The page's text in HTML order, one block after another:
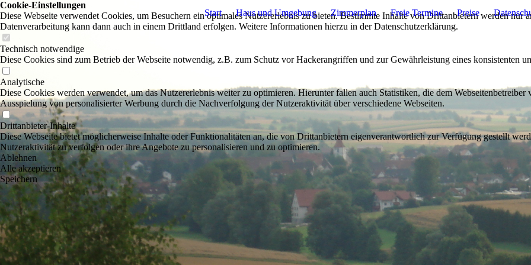
Start Haus und Umgebung Zimmerplan Freie Termine Preise
Cookie-Einstellungen
Diese Webseite verwendet Cookies, um Besuchern ein optimales Nutzererlebnis zu bieten. Bestimmte Inhalte von Drittanbietern werden nur
Datenverarbeitung kann dann auch in einem Drittland erfolgen. Weitere Informationen hierzu in der Datenschutzerklärung.
Technisch notwendige
Diese Cookies sind zum Betrieb der Webseite notwendig, z.B. zum Schutz vor Hackerangriffen und zur Gewährleistung eines konsistenten
Analytische
Diese Cookies werden verwendet, um das Nutzererlebnis weiter zu optimieren. Hierunter fallen auch Statistiken, die dem
Ausspielung von personalisierter Werbung durch die Nachverfolgung der Nutzeraktivität über verschiedene Webseiten.
Drittanbieter-Inhalte
Diese Webseite bietet möglicherweise Inhalte oder Funktionalitäten an, die von Drittanbietern eigenverantwortlich zur Verfügung gestellt
Nutzeraktivität zu verfolgen oder ihre Angebote zu personalisieren und zu optimieren.
Ablehnen
Alle akzeptieren
Speichern